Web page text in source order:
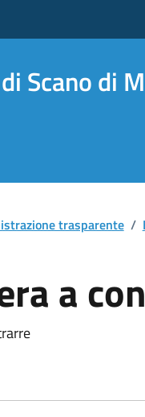
Scano di
trasparente /
a